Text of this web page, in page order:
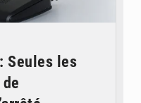
Seules les